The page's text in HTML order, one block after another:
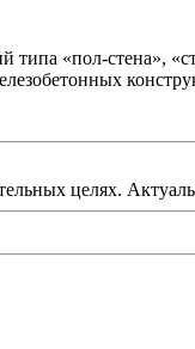
типа «пол-стена»,
целях.